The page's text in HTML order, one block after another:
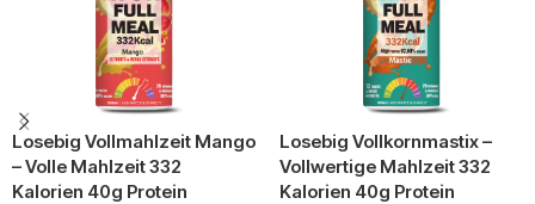
Losebig Vollmahlzeit Mango
– Volle Mahlzeit 332
Kalorien 40g Protein
Losebig Vollkornmastix –
Vollwertige Mahlzeit 332
Kalorien 40g Protein